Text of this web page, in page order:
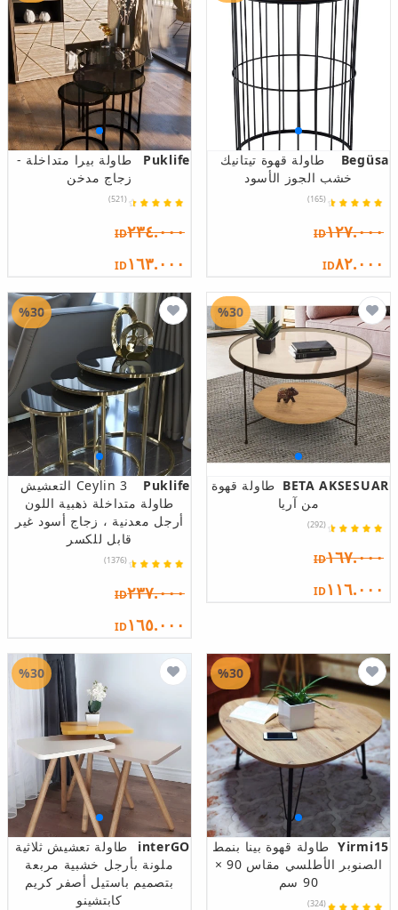
Begüsa
طاولة قهوة تيتانيك
خشب الجوز الأسود
(165)
ID١٢٧.٠٠٠
ID٨٢.٠٠٠
Puklife
طاولة بيرا متداخلة -
زجاج مدخن
(521)
ID٢٣٤.٠٠٠
ID١٦٣.٠٠٠
BETA AKSESUAR طاولة قهوة
من آريا
(292)
ID١٦٧.٠٠٠
ID١١٦.٠٠٠
%30
Puklife
Ceylin 3 التعشيش
طاولة متداخلة ذهبية اللون
أرجل معدنية ، زجاج أسود غير
قابل للكسر
(1376)
ID٢٣٧.٠٠٠
ID١٦٥.٠٠٠
%30
Yirmi15 طاولة قهوة بينا بنمط
الصنوبر الأطلسي مقاس 90 ×
90 سم
(324)
%30
interGO
طاولة تعشيش ثلاثية
ملونة بأرجل خشبية مربعة
بتصميم باستيل أصفر كريم
كابتشينو
%30